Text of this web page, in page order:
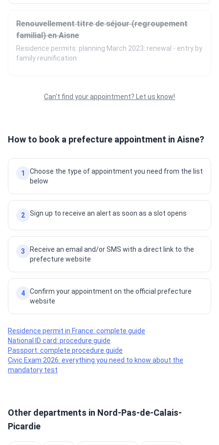
Renouvellement titre de séjour (regroupement
familial) en Aisne
Residence permits: planning March 2023: renewal - entry by
family reunification
Can't find your appointment? Let us know!
How to book a prefecture appointment in Aisne?
1
Choose the type of appointment you need from the list
below
2 Sign up to receive an alert as soon as a slot opens
3
Receive an email and/or SMS with a direct link to the
prefecture website
4
Confirm your appointment on the official prefecture
website
Residence permit in France: complete guide
National ID card: procedure guide
Passport: complete procedure guide
Civic Exam 2026: everything you need to know about the
mandatory test
Other departments in Nord-Pas-de-Calais-
Picardie